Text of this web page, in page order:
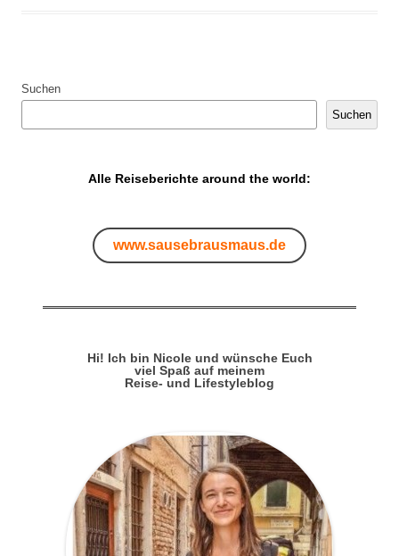
Suchen
Suchen
Alle Reiseberichte around the world:
www.sausebrausmaus.de
Hi! Ich bin Nicole und wünsche Euch
viel Spaß auf meinem
Reise- und Lifestyleblog